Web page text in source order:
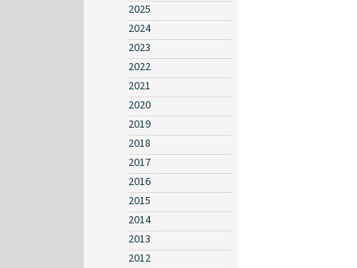
2025
2024
2023
2022
2021
2020
2019
2018
2017
2016
2015
2014
2013
2012